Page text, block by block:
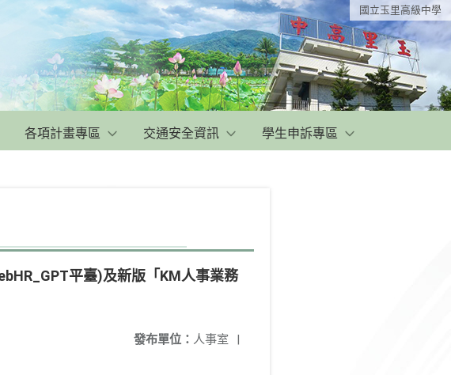
國立玉里高級中學
各項計畫專區 交通安全資訊 學生申訴專區
平臺)及新版「KM人事業務
發布單位： 人事室 |